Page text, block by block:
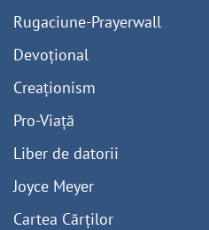
Rugaciune-Prayerwall
Devoțional
Creaționism
Pro-Viață
Liber de datorii
Joyce Meyer
Cartea Cărților